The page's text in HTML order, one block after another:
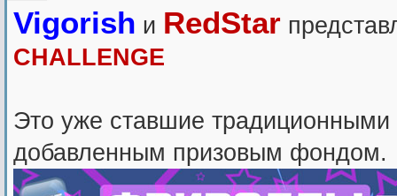
Vigorish и RedStar
CHALLENGE
Это уже ставшие
добавленным призовым фондом.